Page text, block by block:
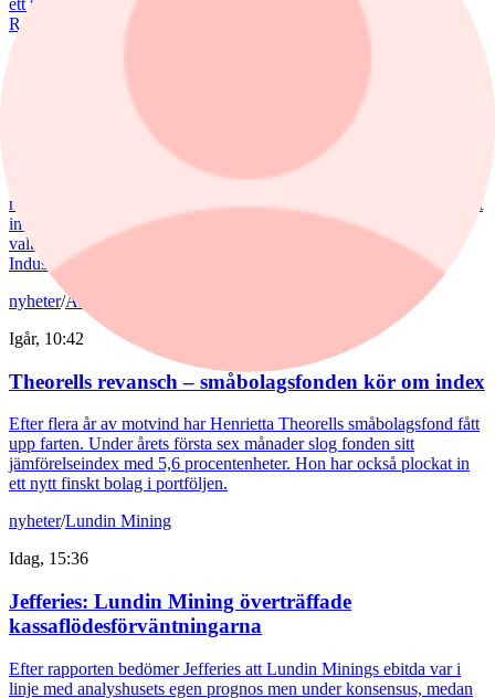
RaySearch Laboratories är ett nytt innehav i fonden.
Fondvinnare med banktung portfölj
Tommi Saukkoriipi har styrt nästan halva SEB Swedish Value Fund
mot finanssektorn. Det har varit ett vinnande drag. Fonden har slagit
index tydligt både i år och på längre sikt. Samtidigt har förvaltaren
valt sida mellan börsens två stora maktbolag - Investor och
Industrivärden.
nyheter/Aktiefonder
Igår, 10:42
Theorells revansch – småbolagsfonden kör om index
Efter flera år av motvind har Henrietta Theorells småbolagsfond fått
upp farten. Under årets första sex månader slog fonden sitt
jämförelseindex med 5,6 procentenheter. Hon har också plockat in
ett nytt finskt bolag i portföljen.
nyheter/Lundin Mining
Idag, 15:36
Jefferies: Lundin Mining överträffade
kassaflödesförväntningarna
Efter rapporten bedömer Jefferies att Lundin Minings ebitda var i
linje med analyshusets egen prognos men under konsensus, medan